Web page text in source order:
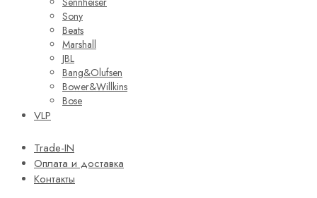
Sony
Beats
Marshall
JBL
Bang&Olufsen
Bower&Willkins
Bose
VLP
Trade-IN
Оплата и доставка
Контакты